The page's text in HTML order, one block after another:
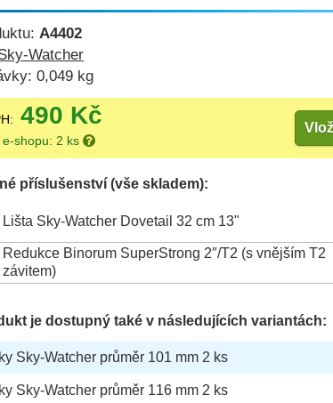
A4402
Watcher
0,049 kg
490 Kč
shopu: 2 ks
příslušenství (vše skladem):
Lišta Sky-Watcher Dovetail 32 cm 13"
Redukce Binorum SuperStrong 2″/T2 (s vnějším T2
závitem)
je dostupný také v následujících variantách:
Sky-Watcher průměr 101 mm 2 ks
Sky-Watcher průměr 116 mm 2 ks